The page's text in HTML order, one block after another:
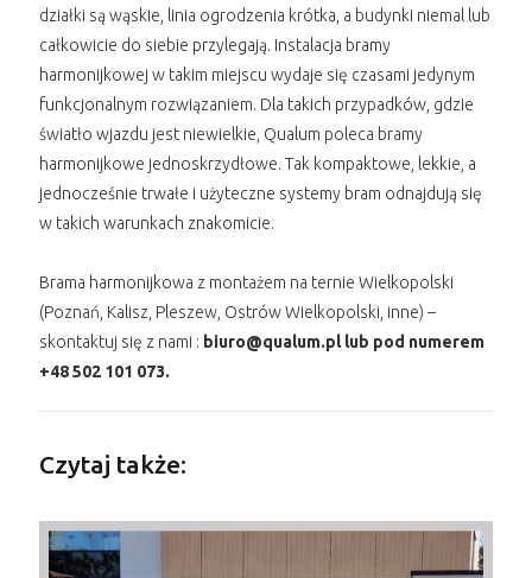
działki są wąskie, linia ogrodzenia krótka, a budynki niemal lub
całkowicie do siebie przylegają. Instalacja bramy
harmonijkowej w takim miejscu wydaje się czasami jedynym
funkcjonalnym rozwiązaniem. Dla takich przypadków, gdzie
światło wjazdu jest niewielkie, Qualum poleca bramy
harmonijkowe jednoskrzydłowe. Tak kompaktowe, lekkie, a
jednocześnie trwałe i użyteczne systemy bram odnajdują się
w takich warunkach znakomicie.
Brama harmonijkowa z montażem na ternie Wielkopolski
(Poznań, Kalisz, Pleszew, Ostrów Wielkopolski, inne) –
skontaktuj się z nami : biuro@qualum.pl lub pod numerem
+48 502 101 073.
Czytaj także: